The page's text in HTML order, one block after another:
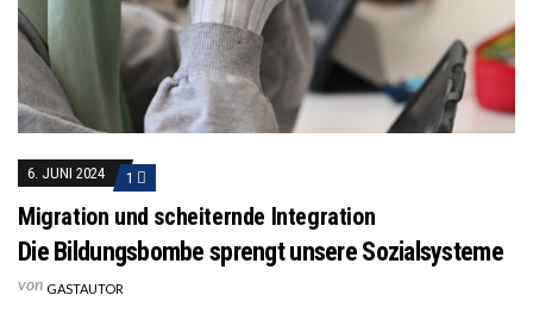
6. JUNI 2024 1
Migration und scheiternde Integration
Die Bildungsbombe sprengt unsere Sozialsysteme
von GASTAUTOR